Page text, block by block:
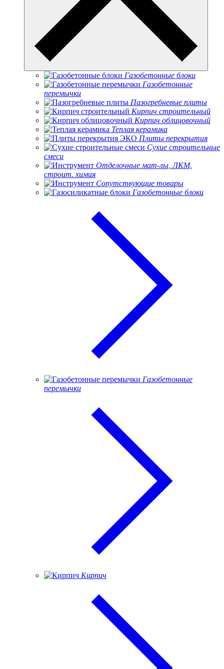
Газобетонные блоки
Газобетонные
перемычки
Пазогребневые плиты
Кирпич строительный
Кирпич облицовочный
Теплая керамика
Плиты перекрытия
Сухие строительные
смеси
Отделочные мат-лы, ЛКМ,
строит. химия
Сопутствующие товары
Газобетонные блоки
Газобетонные
перемычки
Кирпич